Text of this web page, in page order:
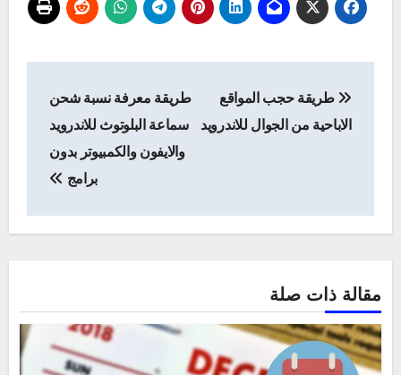
المقالات
طريقة حجب المواقع
الاباحية من الجوال للاندرويد
طريقة معرفة نسبة شحن
سماعة البلوتوث للاندرويد
والايفون والكمبيوتر بدون
برامج
مقالة ذات صلة